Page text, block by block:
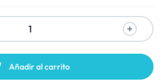
Añadir al carrito